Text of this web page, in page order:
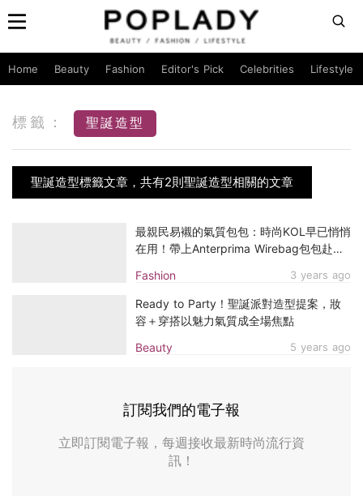
Home Beauty Fashion Editor's Pick Celebrities Lifestyle
標籤： 聖誕造型
聖誕造型標籤文章，共有2則聖誕造型相關的文章
Fashion 3 years ago
最親民易襯的氣質包包：時尚KOL早已悄悄
在用！帶上Anterprima Wirebag包包赴約
Beauty 5 years ago
Ready to Party！聖誕派對造型提案，妝
容＋穿搭以魅力氣質成全場焦點
訂閱我們的電子報
立即訂閱電子報，每週接收最新時尚流行資
訊！